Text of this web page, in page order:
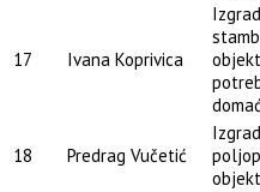
17 Ivana Koprivica
18 Predrag Vučetić